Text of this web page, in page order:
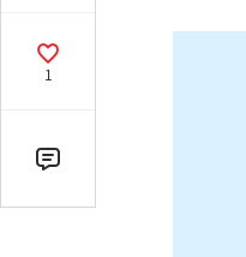
기
공
감
1
댓
글